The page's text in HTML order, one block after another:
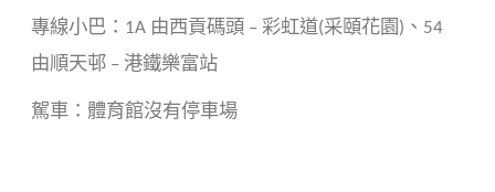
專線小巴： 1A 由西貢碼頭 – 彩虹道(采頤花園 ) 、 54
由順天邨– 港鐵樂富站
駕車：體育館沒有停車場